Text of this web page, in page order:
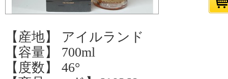
【産地】 アイルランド
【容量】 700ml
【度数】 46°